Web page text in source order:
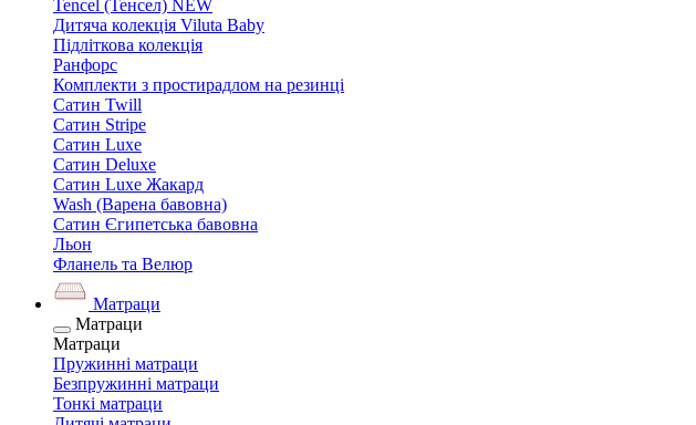
Tencel (Тенсел) NEW
Дитяча колекція Viluta Baby
Підліткова колекція
Ранфорс
Комплекти з простирадлом на резинці
Сатин Twill
Сатин Stripe
Сатин Luxe
Сатин Deluxe
Сатин Luxe Жакард
Wash (Варена бавовна)
Сатин Єгипетська бавовна
Льон
Фланель та Велюр
Матраци
Матраци
Матраци
Пружинні матраци
Безпружинні матраци
Тонкі матраци